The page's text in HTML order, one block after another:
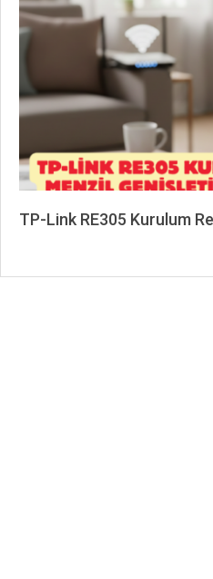
TP-Link RE305 Kurulum